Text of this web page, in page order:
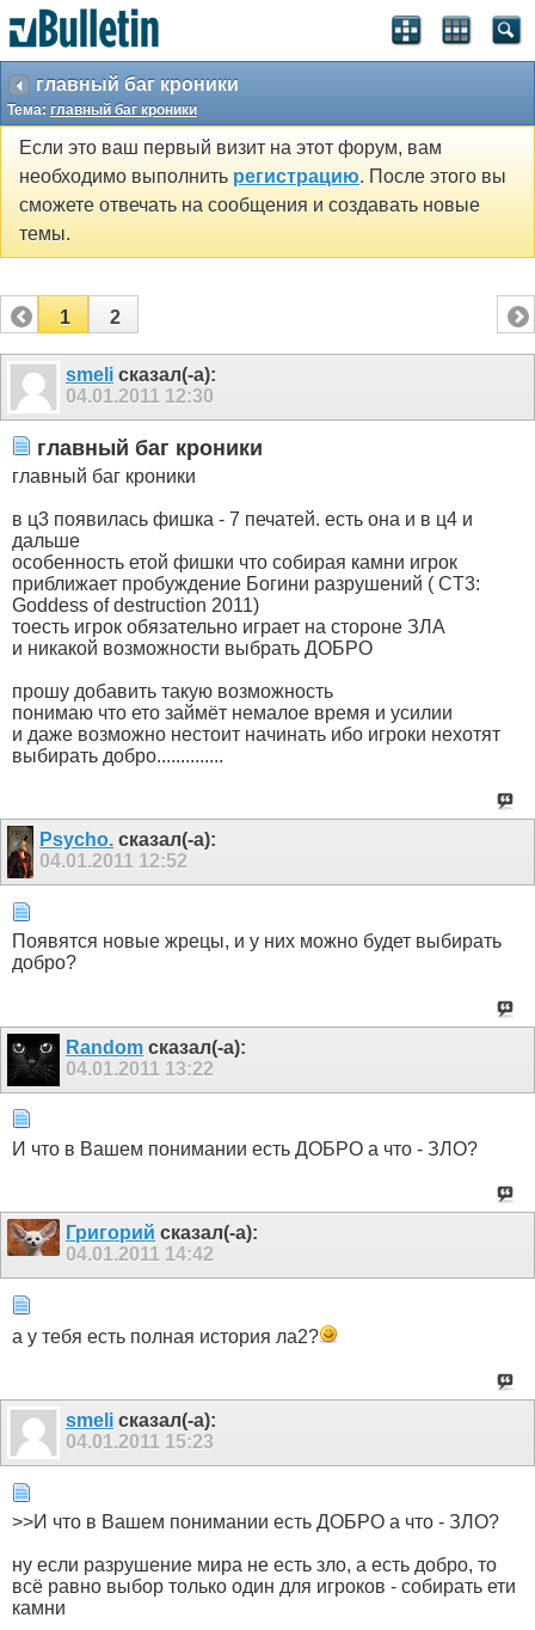
главный баг кроники
Тема: главный баг кроники
Если это ваш первый визит на этот форум, вам
необходимо выполнить регистрацию. После этого вы
сможете отвечать на сообщения и создавать новые
темы.
1 2
smeli сказал(-а):
04.01.2011 12:30
главный баг кроники
главный баг кроники
в ц3 появилась фишка - 7 печатей. есть она и в ц4 и
дальше
особенность етой фишки что собирая камни игрок
приближает пробуждение Богини разрушений ( CT3:
Goddess of destruction 2011)
тоесть игрок обязательно играет на стороне ЗЛА
и никакой возможности выбрать ДОБРО
прошу добавить такую возможность
понимаю что ето займёт немалое время и усилии
и даже возможно нестоит начинать ибо игроки нехотят
выбирать добро..............
Psycho. сказал(-а):
04.01.2011 12:52
Появятся новые жрецы, и у них можно будет выбирать
добро?
Random сказал(-а):
04.01.2011 13:22
И что в Вашем понимании есть ДОБРО а что - ЗЛО?
Григорий сказал(-а):
04.01.2011 14:42
а у тебя есть полная история ла2?
smeli сказал(-а):
04.01.2011 15:23
>>И что в Вашем понимании есть ДОБРО а что - ЗЛО?
ну если разрушение мира не есть зло, а есть добро, то
всё равно выбор только один для игроков - собирать ети
камни